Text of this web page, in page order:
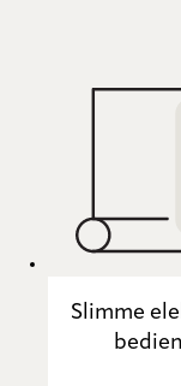
Slimme